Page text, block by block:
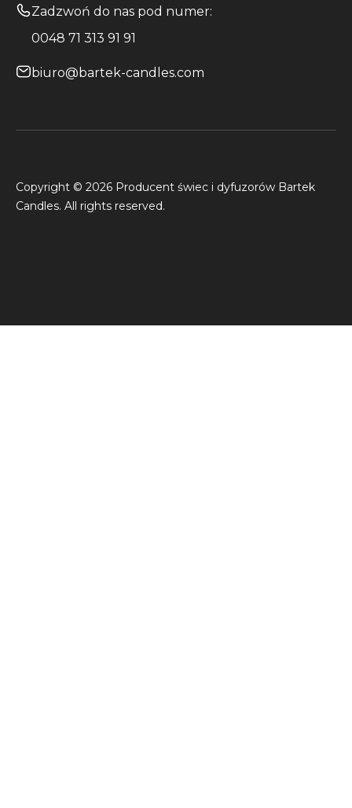
Zadzwoń do nas pod numer:
0048 71 313 91 91
biuro@bartek-candles.com
Copyright © 2026 Producent świec i dyfuzorów Bartek
Candles. All rights reserved.